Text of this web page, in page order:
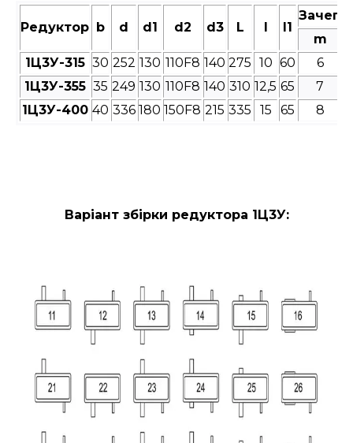
Редуктор b d d1 d2 d3 L l l1
m
1Ц3У-315 30 252 130 110F8 140 275 10 60
6
1Ц3У-355 35 249 130 110F8 140 310 12,5 65
7
1Ц3У-400 40 336 180 150F8 215 335 15 65 8
Варіант збірки редуктора 1Ц3У: